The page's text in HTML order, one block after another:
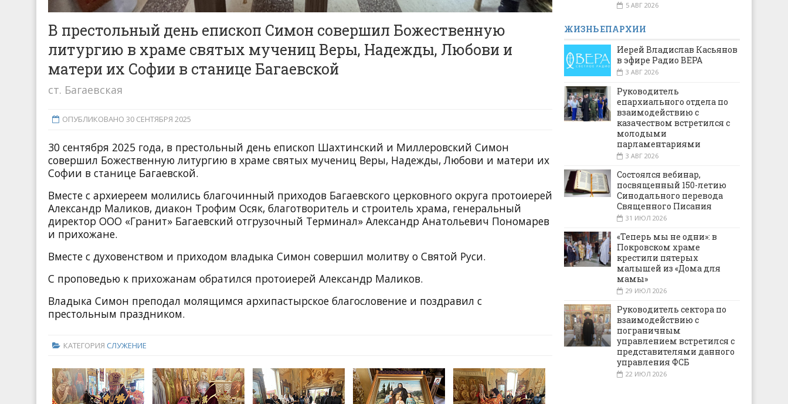
В престольный день епископ Симон совершил Божественную
литургию в храме святых мучениц Веры, Надежды, Любови и
матери их Софии в станице Багаевской
ст. Багаевская
ОПУБЛИКОВАНО 30 СЕНТЯБРЯ 2025
30 сентября 2025 года, в престольный день епископ Шахтинский и Миллеровский Симон
совершил Божественную литургию в храме святых мучениц Веры, Надежды, Любови и матери их
Софии в станице Багаевской.
Вместе с архиереем молились благочинный приходов Багаевского церковного округа протоиерей
Александр Маликов, диакон Трофим Осяк, благотворитель и строитель храма, генеральный
директор ООО «Гранит» Багаевский отгрузочный Терминал» Александр Анатольевич Пономарев
и прихожане.
Вместе с духовенством и приходом владыка Симон совершил молитву о Святой Руси.
С проповедью к прихожанам обратился протоиерей Александр Маликов.
Владыка Симон преподал молящимся архипастырское благословение и поздравил с
престольным праздником.
КАТЕГОРИЯ СЛУЖЕНИЕ
5 АВГ 2026
ЖИЗНЬ ЕПАРХИИ
Иерей Владислав Касьянов
в эфире Радио ВЕРА
3 АВГ 2026
Руководитель
епархиального отдела по
взаимодействию с
казачеством встретился с
молодыми
парламентариями
3 АВГ 2026
Состоялся вебинар,
посвященный 150-летию
Синодального перевода
Священного Писания
31 ИЮЛ 2026
«Теперь мы не одни»: в
Покровском храме
крестили пятерых
малышей из «Дома для
мамы»
29 ИЮЛ 2026
Руководитель сектора по
взаимодействию с
пограничным
управлением встретился с
представителями данного
управления ФСБ
22 ИЮЛ 2026